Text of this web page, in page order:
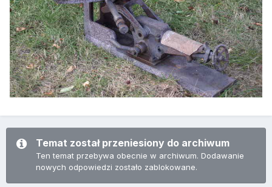
Temat został przeniesiony do archiwum
Ten temat przebywa obecnie w archiwum. Dodawanie
nowych odpowiedzi zostało zablokowane.